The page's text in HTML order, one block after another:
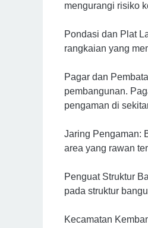
mengurangi risiko
Pondasi dan Plat
rangkaian yang
Pagar dan
pembangunan.
pengaman di
Jaring Pengaman:
area yang rawan
Penguat Struktur
pada struktur
Kecamatan